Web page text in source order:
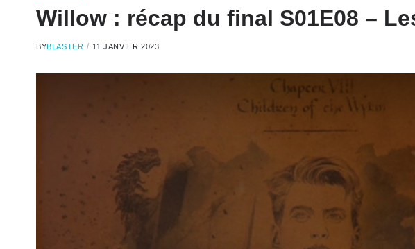
Willow : récap du final S01E08 –
BYBLASTER 11 JANVIER 2023